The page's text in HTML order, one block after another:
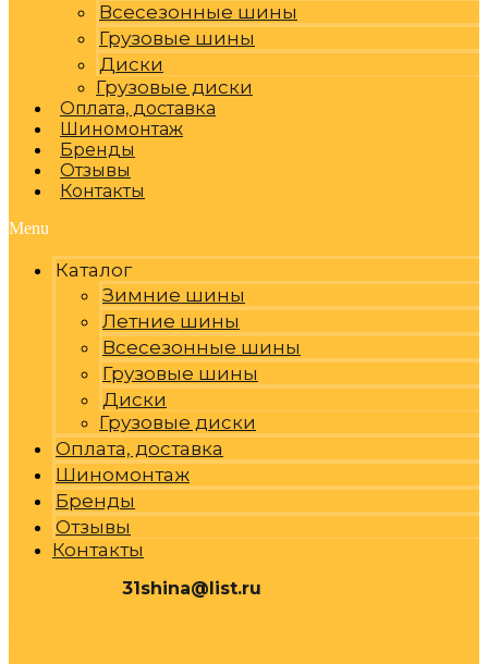
Всесезонные шины
Грузовые шины
Диски
Грузовые диски
Оплата, доставка
Шиномонтаж
Бренды
Отзывы
Контакты
Menu
Каталог
Зимние шины
Летние шины
Всесезонные шины
Грузовые шины
Диски
Грузовые диски
Оплата, доставка
Шиномонтаж
Бренды
Отзывы
Контакты
31shina@list.ru